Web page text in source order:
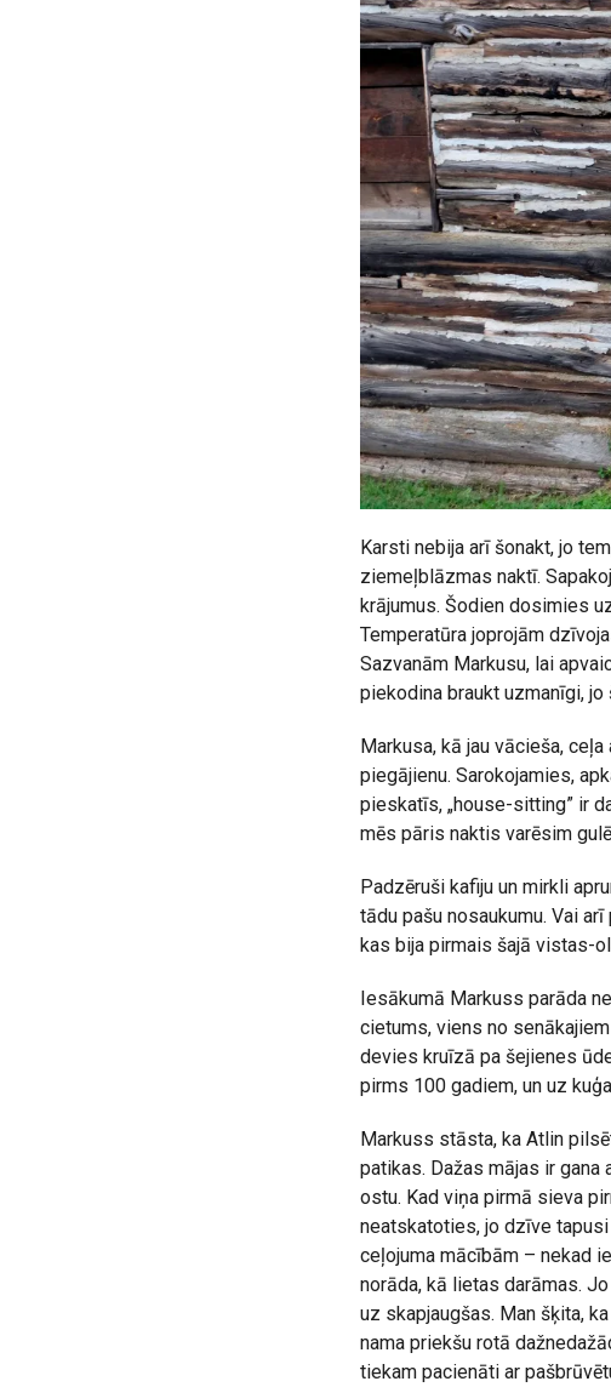
Karsti nebija arī šonakt, jo
ziemeļblāzmas naktī.
krājumus. Šodien dosimies
Temperatūra joprojām
Sazvanām Markusu, lai
piekodina braukt uzmanīgi,
Markusa, kā jau vācieša,
piegājienu. Sarokojamies,
pieskatīs, „house-sitting” ir
mēs pāris naktis varēsim
Padzēruši kafiju un mirkli
tādu pašu nosaukumu. Vai
kas bija pirmais šajā vistas-
Iesākumā Markuss parāda
cietums, viens no
devies kruīzā pa šejienes
pirms 100 gadiem, un uz
Markuss stāsta, ka Atlin
patikas. Dažas mājas ir
ostu. Kad viņa pirmā sieva
neatskatoties, jo dzīve
ceļojuma mācībām – nekad
norāda, kā lietas darāmas.
uz skapjaugšas. Man šķita,
nama priekšu rotā
tiekam pacienāti ar